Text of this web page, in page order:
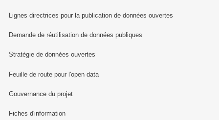
Lignes directrices pour la publication de données ouvertes
Demande de réutilisation de données publiques
Stratégie de données ouvertes
Feuille de route pour l'open data
Gouvernance du projet
Fiches d'information